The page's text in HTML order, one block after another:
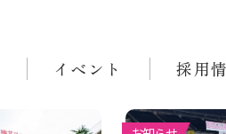
イベント 採用